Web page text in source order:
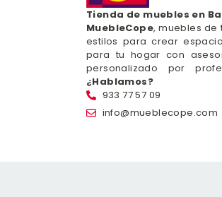
Tienda de muebles en
MuebleCope, muebles de
estilos para crear
para tu hogar con
personalizado por
¿Hablamos?
933 77 57 09
info@mueblecope.com